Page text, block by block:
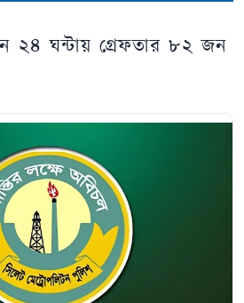
২৪ ঘন্টায় গ্রেফতার ৮২ জন